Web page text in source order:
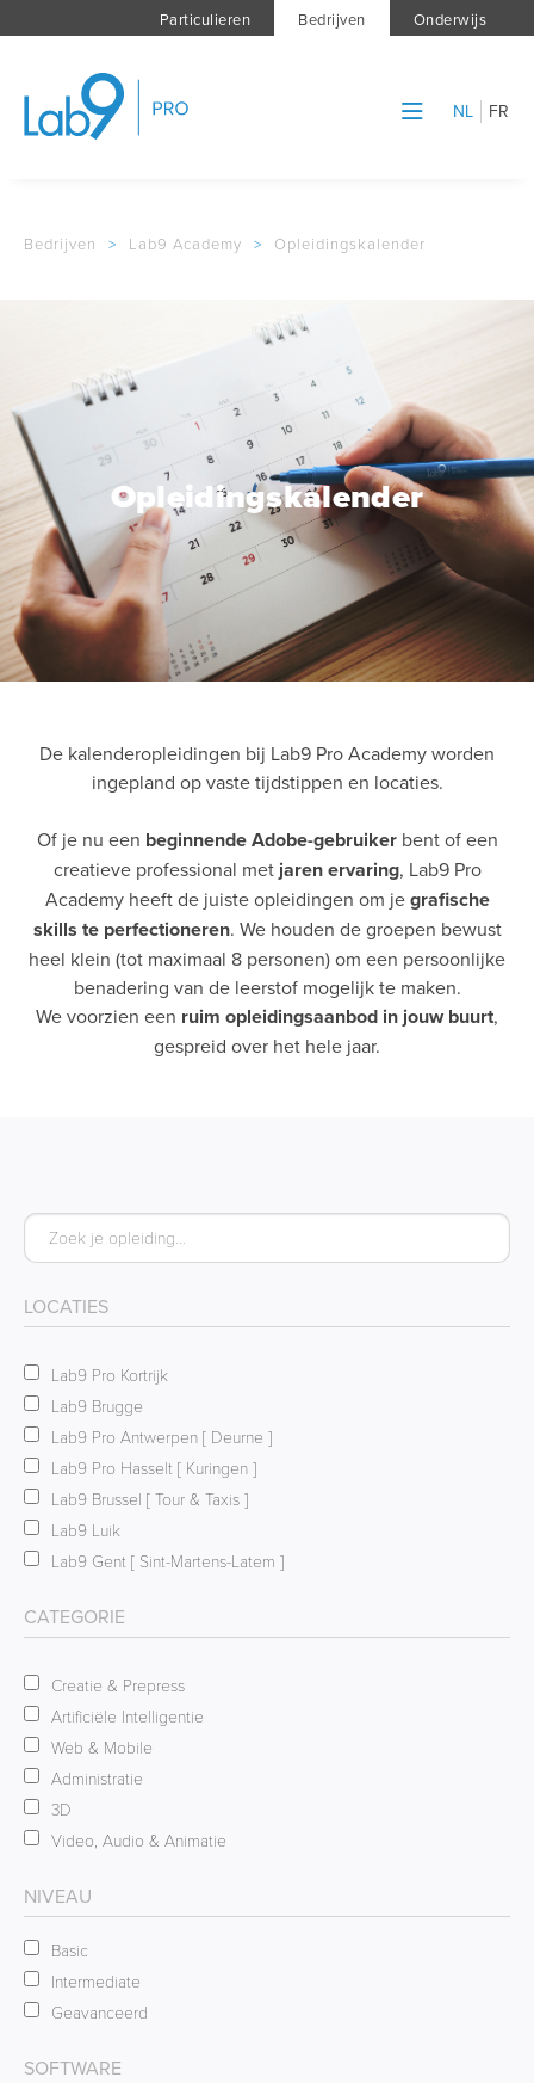
Particulieren Bedrijven Onderwijs
NL FR
Bedrijven > Lab9 Academy > Opleidingskalender
Opleidingskalender
De kalenderopleidingen bij Lab9 Pro Academy worden
ingepland op vaste tijdstippen en locaties.
Of je nu een beginnende Adobe-gebruikerbent of een
creatieve professional metjaren ervaring, Lab9 Pro
Academy heeft de juiste opleidingen om jegrafische
skills te perfectioneren. We houden de groepen bewust
heel klein (tot maximaal 8 personen) om een persoonlijke
benadering van de leerstof mogelijk te maken.
We voorzien een ruim opleidingsaanbod in jouw buurt,
gespreid over het hele jaar.
LOCATIES
Lab9 Pro Kortrijk
Lab9 Brugge
Lab9 Pro Antwerpen [ Deurne ]
Lab9 Pro Hasselt [ Kuringen ]
Lab9 Brussel [ Tour & Taxis ]
Lab9 Luik
Lab9 Gent [ Sint-Martens-Latem ]
CATEGORIE
Creatie & Prepress
Artificiële Intelligentie
Web & Mobile
Administratie
3D
Video, Audio & Animatie
NIVEAU
Basic
Intermediate
Geavanceerd
SOFTWARE